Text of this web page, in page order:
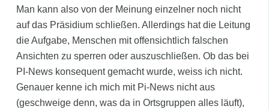
Man kann also von der Meinung einzelner noch nicht
auf das Präsidium schließen. Allerdings hat die Leitung
die Aufgabe, Menschen mit offensichtlich falschen
Ansichten zu sperren oder auszuschließen. Ob das bei
PI-News konsequent gemacht wurde, weiss ich nicht.
Genauer kenne ich mich mit Pi-News nicht aus
(geschweige denn, was da in Ortsgruppen alles läuft),